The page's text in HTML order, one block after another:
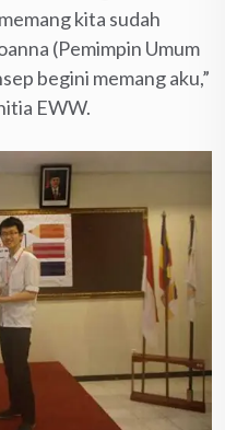
kita sudah
(Pemimpin Umum
begini memang aku,”
EWW.